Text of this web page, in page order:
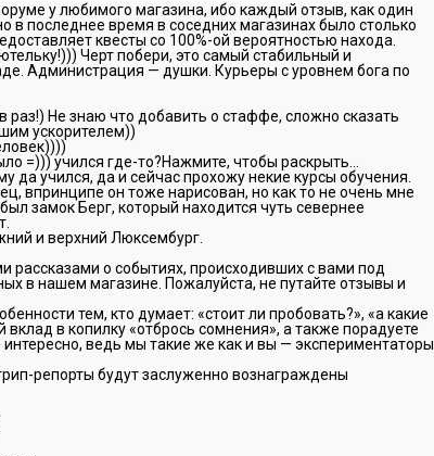
у любимого магазина, ибо каждый отзыв, как один
последнее время в соседних магазинах было столько
квесты со 100%-ой вероятностью находа.
Черт побери, это самый стабильный и
Администрация — душки. Курьеры с уровнем бога по
раз!) Не знаю что добавить о стаффе, сложно сказать
ускорителем))
=))) учился где-то?Нажмите, чтобы раскрыть…
да учился, да и сейчас прохожу некие курсы обучения.
впринципе он тоже нарисован, но как то не очень мне
замок Берг, который находится чуть севернее
и верхний Люксембург.
рассказами о событиях, происходивших с вами под
в нашем магазине. Пожалуйста, не путайте отзывы и
тем, кто думает: «стоит ли пробовать?», «а какие
в копилку «отбрось сомнения», а также порадуете
ведь мы такие же как и вы — экспериментаторы
репорты будут заслуженно вознаграждены